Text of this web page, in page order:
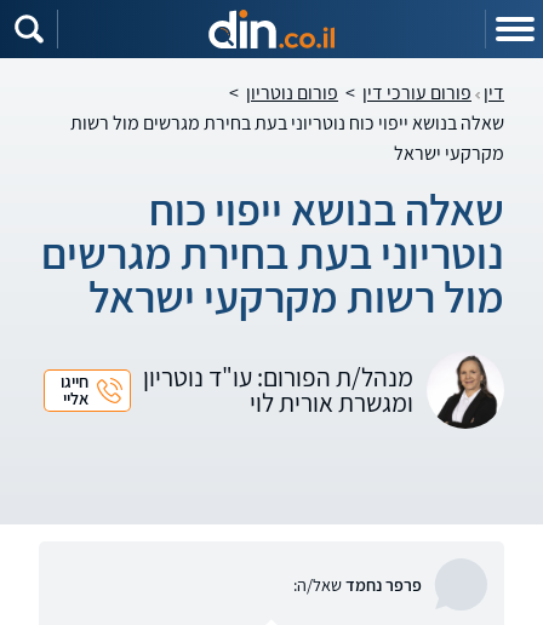
דין פורום עורכי דין > פורום נוטריון >
שאלה בנושא ייפוי כוח נוטריוני בעת בחירת מגרשים מול רשות
מקרקעי ישראל
שאלה בנושא ייפוי כוח
נוטריוני בעת בחירת מגרשים
מול רשות מקרקעי ישראל
מנהל/ת הפורום: עו"ד נוטריון
ומגשרת אורית לוי
חייגו
אליי
פרפר נחמדשאל/ה: